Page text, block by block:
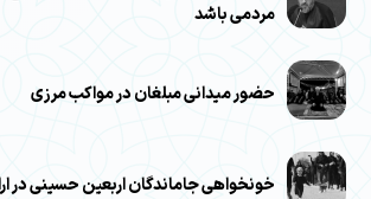
مردمی باشد
حضور میدانی مبلغان در مواکب مرزی
خونخواهی جاماندگان اربعین حسینی در